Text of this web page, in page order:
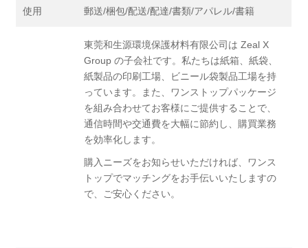
使用 郵送/梱包/配送/配達/書類/アパレル/書籍
東莞和生源環境保護材料有限公司は Zeal X
Group の子会社です。私たちは紙箱、紙袋、
紙製品の印刷工場、ビニール袋製品工場を持
っています。また、ワンストップパッケージ
を組み合わせてお客様にご提供することで、
通信時間や交通費を大幅に節約し、購買業務
を効率化します。
購入ニーズをお知らせいただければ、ワンス
トップでマッチングをお手伝いいたしますの
で、ご安心ください。